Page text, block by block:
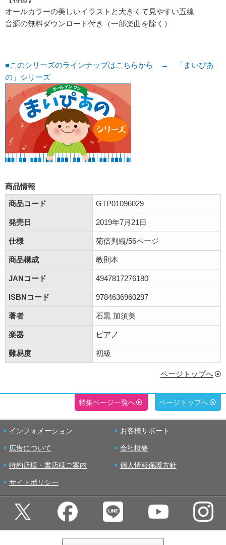
オールカラーの美しいイラストと大きくて見やすい五線
音源の無料ダウンロード付き（一部楽曲を除く）
■このシリーズのラインナップはこちらから → 「まいぴあ
の」シリーズ
商品情報
商品コード
GTP01096029
発売日 2019年7月21日
仕様 菊倍判縦/56ページ
商品構成 教則本
JANコード 4947817276180
ISBNコード 9784636960297
著者 石黒 加須美
楽器 ピアノ
難易度 初級
ページトップへ
特集ページ一覧へ ページトップへ
インフォメーション お客様サポート
広告について 会社概要
特約店様・書店様ご案内 個人情報保護方針
サイトポリシー